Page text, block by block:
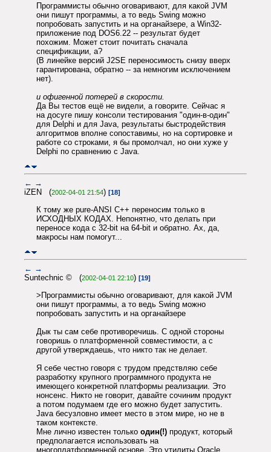
Программисты обычно оговаривают, для какой JVM
они пишут программы, а то ведь Swing можно
попробовать запустить и на органайзере, а Win32-
приложение под DOS6.22 -- результат будет
похожим. Может стоит почитать сначала
спецификации, а?
(В линейке версий J2SE переносимость снизу вверх
гарантирована, обратно -- за немногим исключением
нет).
и офигенной потерей в скорости.
Да Вы тестов ещё не видели, а говорите. Сейчас я
на досуге пишу консоли тестирования "один-в-один"
для Delphi и для Java, результаты быстродействия
алгоритмов вполне сопоставимы, но на сортировке и
работе со строками, я бы промолчал, но они хуже у
Delphi по сравнению с Java.
← →
iZEN (2002-04-01 21:54) [18]
К тому же pure-ANSI C++ переносим только в
ИСХОДНЫХ КОДАХ. Непонятно, что делать при
переносе кода с 32-bit на 64-bit и обратно. Ах, да,
макросы нам помогут...
← →
Suntechnic © (2002-04-01 22:10) [19]
>Программисты обычно оговаривают, для какой JVM
они пишут программы, а то ведь Swing можно
попробовать запустить и на органайзере
Дык ты сам себе противоречишь. С одной стороны
говоришь о платформенной совместимости, а с
другой утверждаешь, что никто так не делает.
Я себе честно говоря с трудом предствляю себе
разработку крупного программного продукта не
имеющего конкретной платформы реализации. Это
нонсенс. Никто не говорит, давайте сочиним продукт
а потом подумаем где его можно будет запустить.
Java бесузловно имеет место в этом мире, но не в
таком контексте.
Мне лично известен только один(!) продукт, который
предполагается использовать на
многоплатформенной основе. Это утилиты Oracle